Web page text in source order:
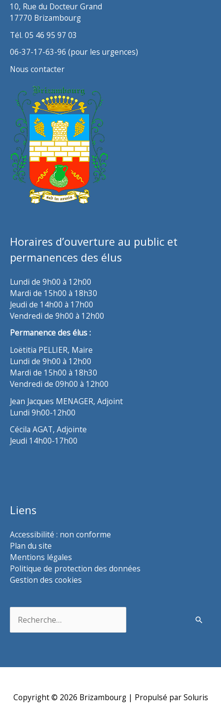
10, Rue du Docteur Grand
17770 Brizambourg
Tél. 05 46 95 97 03
06-37-17-63-96 (pour les urgences)
Nous contacter
Horaires d’ouverture au public et
permanences des élus
Lundi de 9h00 à 12h00
Mardi de 15h00 à 18h30
Jeudi de 14h00 à 17h00
Vendredi de 9h00 à 12h00
Permanence des élus :
Loëtitia PELLIER, Maire
Lundi de 9h00 à 12h00
Mardi de 15h00 à 18h30
Vendredi de 09h00 à 12h00
Jean Jacques MENAGER, Adjoint
Lundi 9h00-12h00
Cécila AGAT, Adjointe
Jeudi 14h00-17h00
Liens
Accessibilité : non conforme
Plan du site
Mentions légales
Politique de protection des données
Gestion des cookies
Copyright © 2026 Brizambourg| Propulsé par Soluris